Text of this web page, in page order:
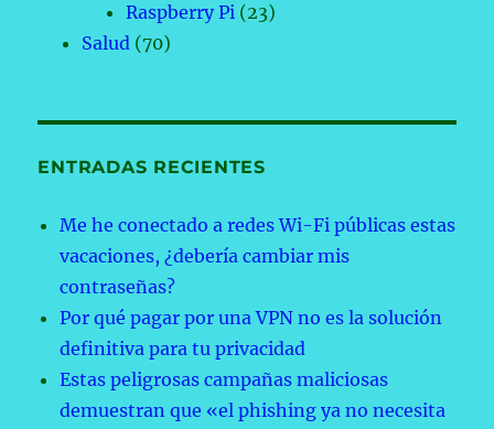
Raspberry Pi (23)
Salud (70)
ENTRADAS RECIENTES
Me he conectado a redes Wi-Fi públicas estas
vacaciones, ¿debería cambiar mis
contraseñas?
Por qué pagar por una VPN no es la solución
definitiva para tu privacidad
Estas peligrosas campañas maliciosas
demuestran que «el phishing ya no necesita